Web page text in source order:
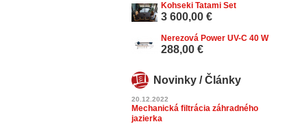
Kohseki Tatami Set
3 600,00 €
Nerezová Power UV-C 40 W
288,00 €
Novinky / Články
20.12.2022
Mechanická filtrácia záhradného
jazierka